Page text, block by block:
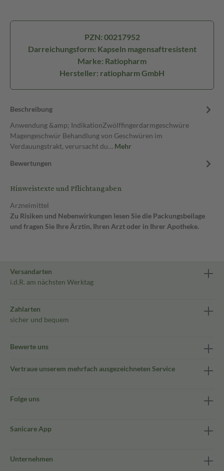
PZN: 00217952
Darreichungsform: Kapseln magensaftresistent
Marke: Ratiopharm
Hersteller: ratiopharm GmbH
Beschreibung
Anwendung &amp; IndikationZwölffingerdarmgeschwüre
Magengeschwür Behandlung von Geschwüren im
Verdauungstrakt, verursacht du… Mehr
Bewertungen
Hinweistexte und Pflichtangaben
Arzneimittel
Zu Risiken und Nebenwirkungen lesen Sie die Packungsbeilage
und fragen Sie Ihre Ärztin, Ihren Arzt oder in Ihrer Apotheke.
Versandarten
i.d.R. am nächsten Werktag
Zahlarten
sicher und bequem
Bewerte uns
Vertraue unserem mehrfach ausgezeichneten Service
Folge uns
Sanicare App
Unternehmen